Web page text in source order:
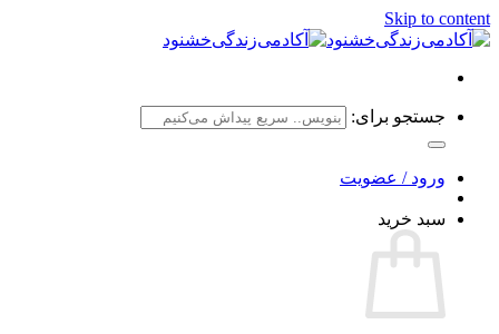
Skip to content
جستجو برای:
ورود / عضویت
سبد خرید